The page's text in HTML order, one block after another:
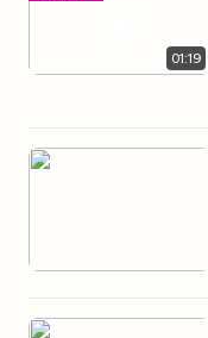
01:19